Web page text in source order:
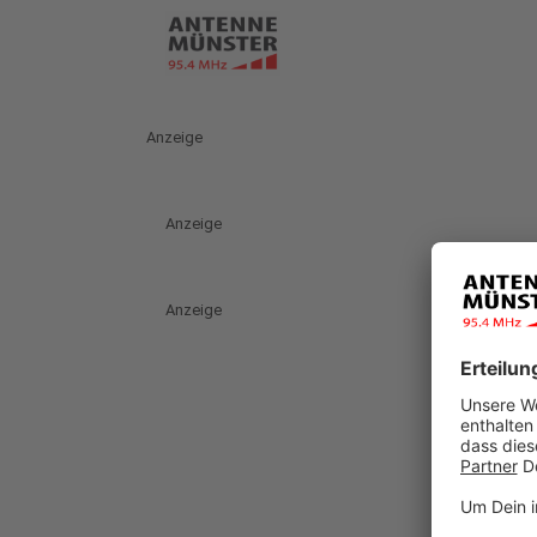
Anzeige
Anzeige
Anzeige